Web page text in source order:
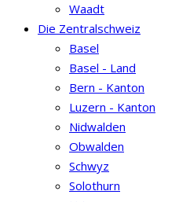
Waadt
Die Zentralschweiz
Basel
Basel - Land
Bern - Kanton
Luzern - Kanton
Nidwalden
Obwalden
Schwyz
Solothurn